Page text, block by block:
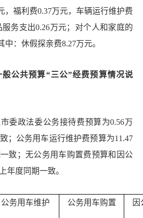
，福利费0.37万元，车辆运行维护费
服务支出0.26万元；对个人和家庭的
中：休假探亲费8.27万元。
般公共预算“三公”经费预算情况说
委政法委公务接待费预算为0.56万
；公务用车运行维护费预算为11.47
一致 ；无公务用车购置费预算和因公
年度同期一致。
公务用车维护 公务用车购置